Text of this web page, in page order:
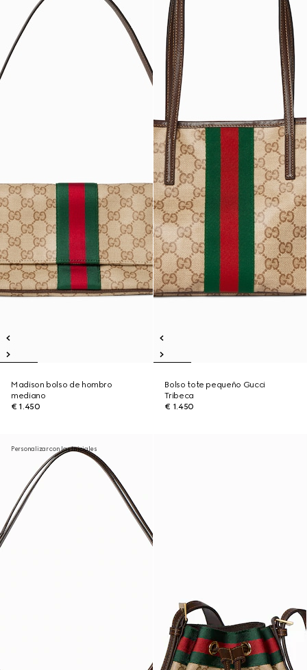
Madison bolso de hombro
mediano
€ 1.450
Bolso tote pequeño Gucci
Tribeca
€ 1.450
Personalizar con las iniciales